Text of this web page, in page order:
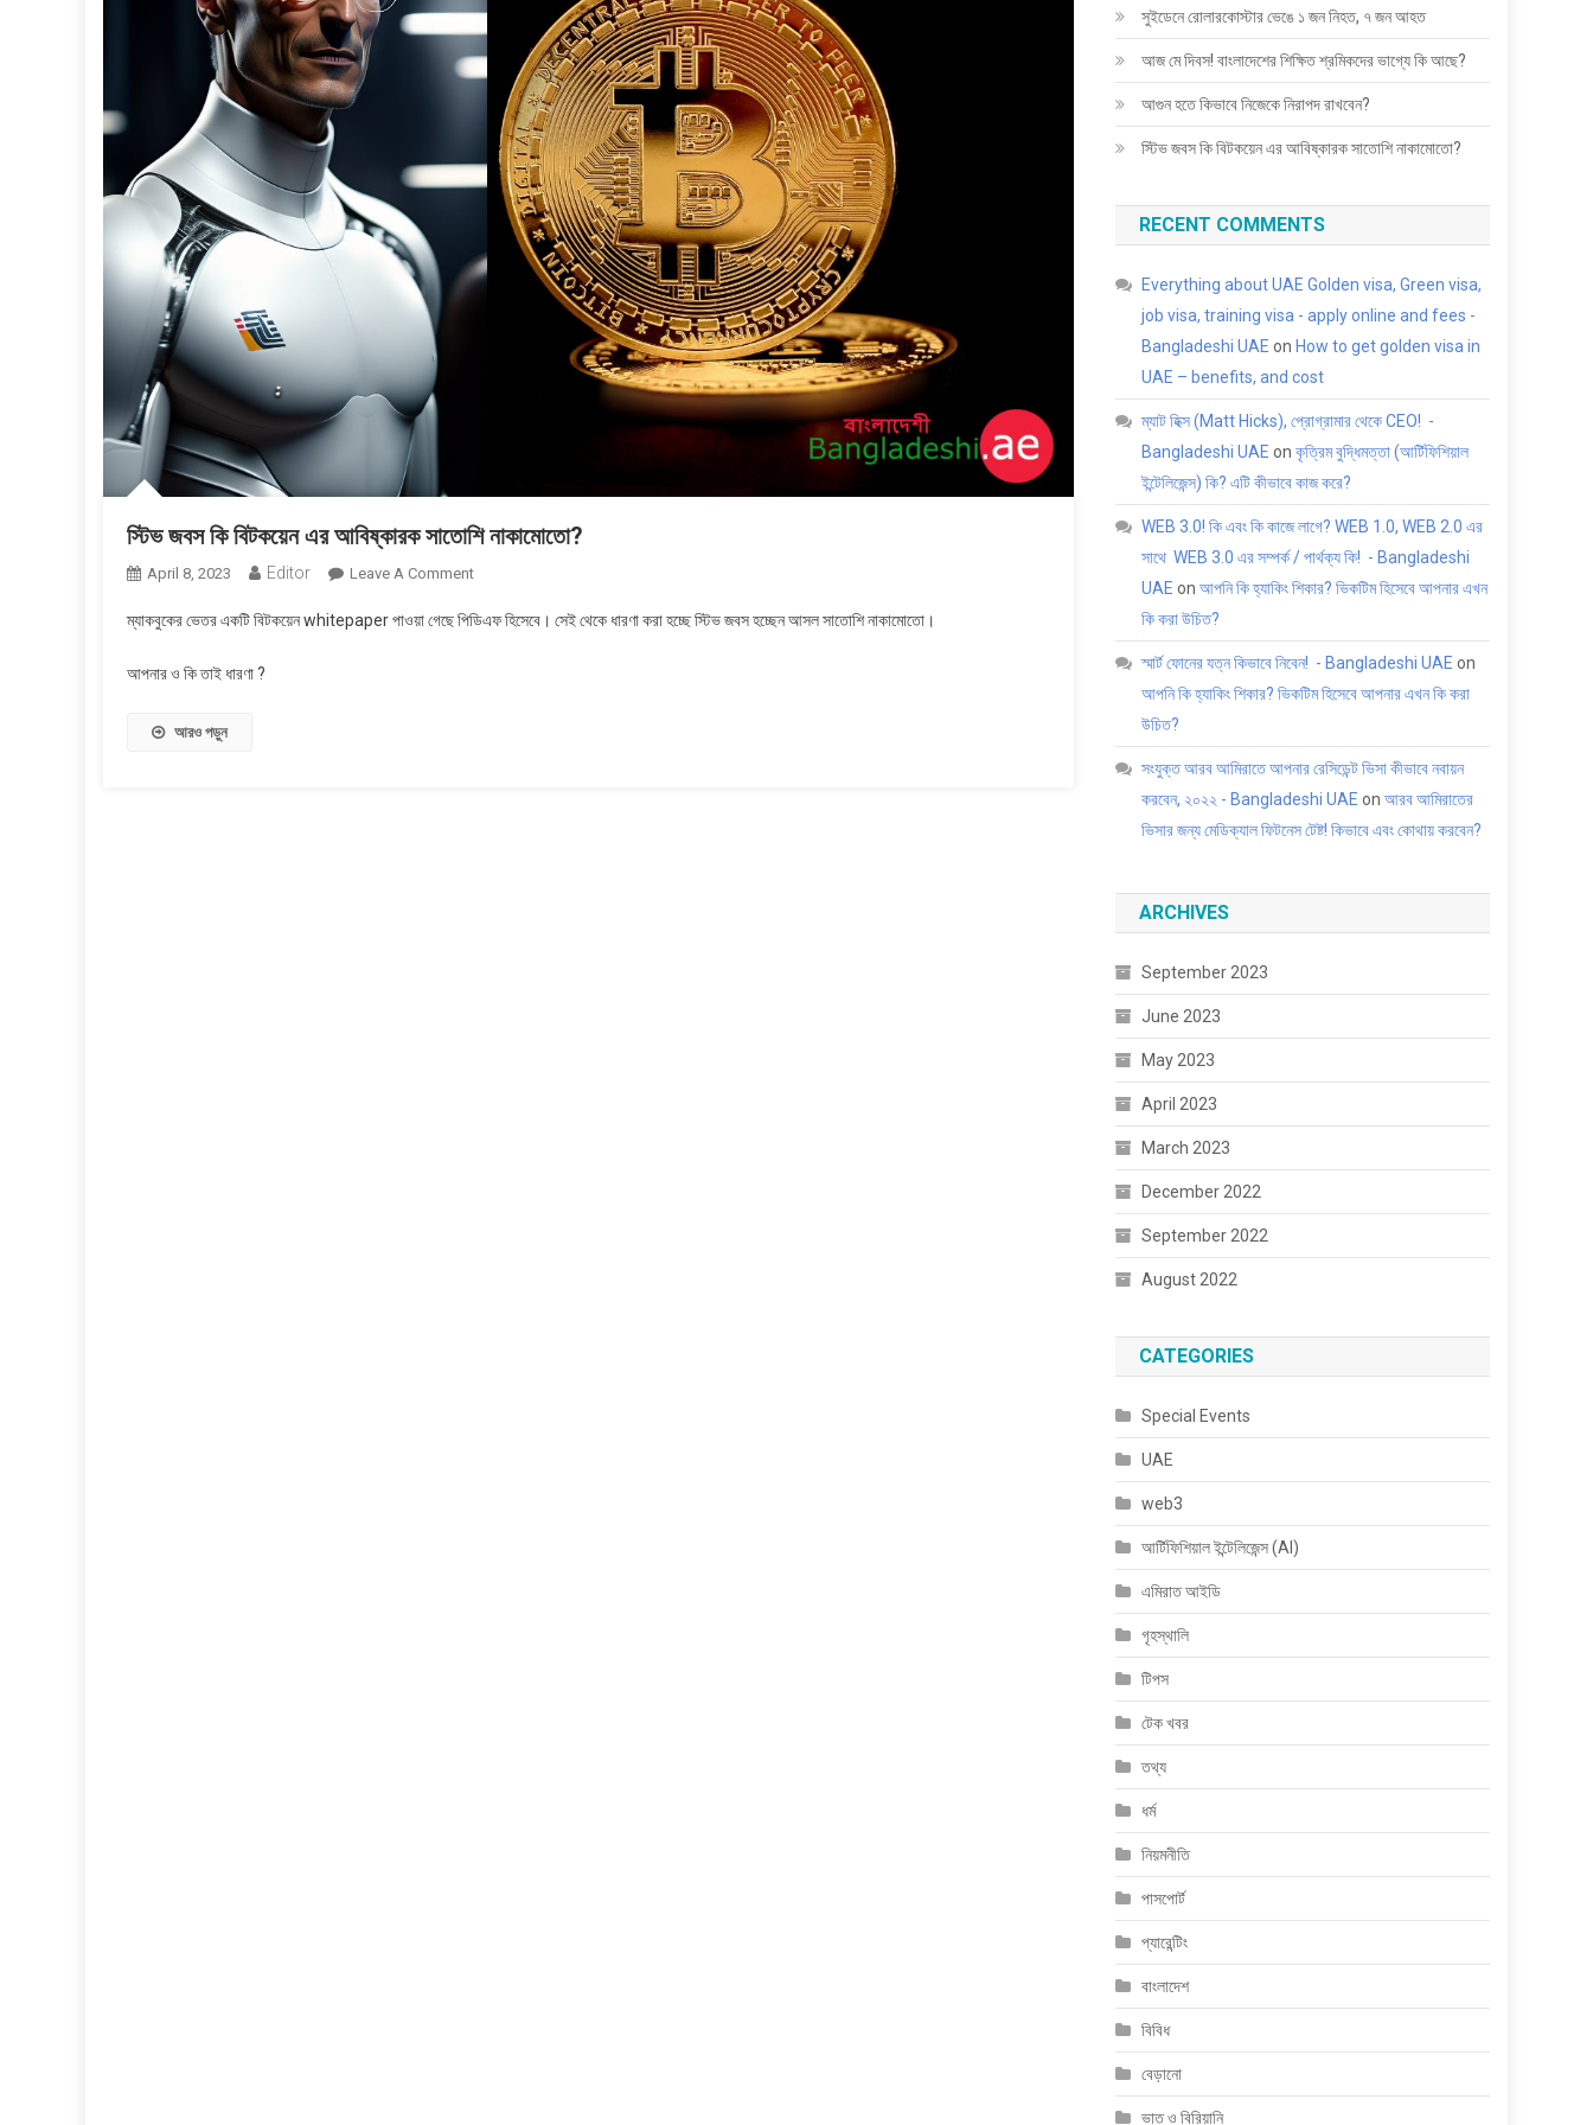
স্টিভ জবস কি বিটকয়েন এর আবিষ্কারক সাতোশি নাকামোতো?
April 8, 2023 Editor Leave A CommentOn
জবস
ম্যাকবুকের ভেতর একটি বিটকয়েন whitepaper পাওয়া গেছে পিডিএফ হিসেবে। সেই থেকে ধারণা করা হচ্ছে স্টিভ জবস হচ্ছেন আসল সাতোশি নাকামোতো।
আপনার ও কি তাই ধারণা ?
আরও পড়ুন
সুইডেনে রোলারকোস্টার ভেঙে ১ জন নিহত, ৭ জন আহত
আজ মে দিবস! বাংলাদেশের শিক্ষিত শ্রমিকদের ভাগ্যে কি আছে?
আগুন হতে কিভাবে নিজেকে নিরাপদ রাখবেন?
স্টিভ জবস কি বিটকয়েন এর আবিষ্কারক সাতোশি নাকামোতো?
RECENT COMMENTS
Everything about UAE Golden visa, Green visa,
job visa, training visa - apply online and fees -
Bangladeshi UAE on How to get golden visa in
UAE – benefits, and cost
ম্যাট হিক্স (Matt Hicks), প্রোগ্রামার থেকে CEO! -
Bangladeshi UAE onকৃত্রিম বুদ্ধিমত্তা (আর্টিফিশিয়াল
ইন্টেলিজেন্স) কি? এটি কীভাবে কাজ করে?
WEB 3.0! কি এবং কি কাজে লাগে? WEB 1.0, WEB 2.0 এর
সাথে WEB 3.0 এর সম্পর্ক / পার্থক্য কি! - Bangladeshi
UAE onআপনি কি হ্যাকিং শিকার? ভিকটিম হিসেবে আপনার এখন
কি করা উচিত?
স্মার্ট ফোনের যত্ন কিভাবে নিবেন! - Bangladeshi UAE on
আপনি কি হ্যাকিং শিকার? ভিকটিম হিসেবে আপনার এখন কি করা
উচিত?
সংযুক্ত আরব আমিরাতে আপনার রেসিডেন্ট ভিসা কীভাবে নবায়ন
করবেন, ২০২২ - Bangladeshi UAE onআরব আমিরাতের
ভিসার জন্য মেডিক্যাল ফিটনেস টেষ্ট! কিভাবে এবং কোথায় করবেন?
ARCHIVES
September 2023
June 2023
May 2023
April 2023
March 2023
December 2022
September 2022
August 2022
CATEGORIES
Special Events
UAE
web3
আর্টিফিশিয়াল ইন্টেলিজেন্স (AI)
এমিরাত আইডি
গৃহস্থালি
টিপস
টেক খবর
তথ্য
ধর্ম
নিয়মনীতি
পাসপোর্ট
প্যারেন্টিং
বাংলাদেশ
বিবিধ
বেড়ানো
ভাত ও বিরিয়ানি